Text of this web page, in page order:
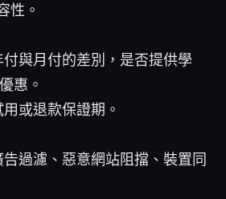
性。
與月付的差別，是否提供學
惠。
或退款保證期。
告過濾、惡意網站阻擋、裝置同